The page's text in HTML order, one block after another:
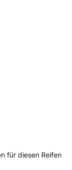
für diesen Reifen